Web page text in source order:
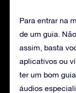
Para entrar na
de um guia.
assim, basta
aplicativos ou
ter um bom
áudios